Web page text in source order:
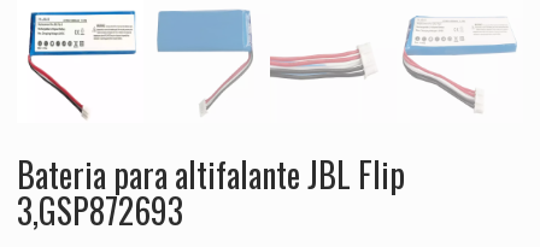
Bateria para altifalante JBL Flip
3,GSP872693